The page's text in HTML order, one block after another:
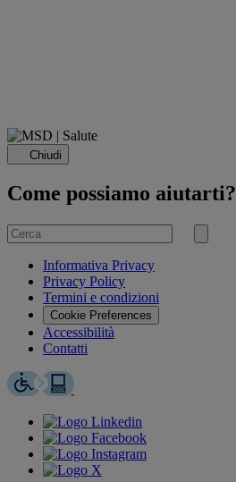
Chiudi
Come possiamo aiutarti?
Cerca
per
Invia
Informativa Privacy
Privacy Policy
Termini e condizioni
Cookie Preferences
Accessibilità
Contatti